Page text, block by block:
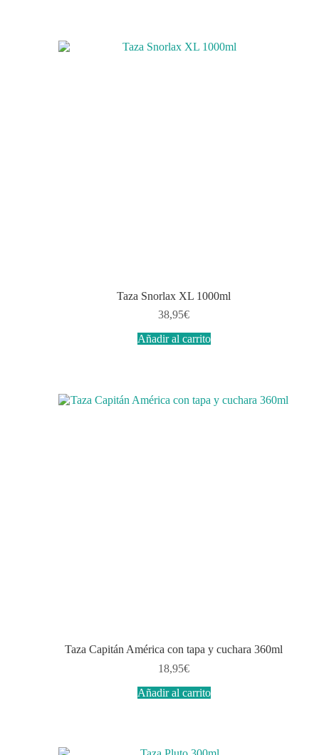
Taza Snorlax XL 1000ml
38,95€
Añadir al carrito
Taza Capitán América con tapa y cuchara 360ml
18,95€
Añadir al carrito